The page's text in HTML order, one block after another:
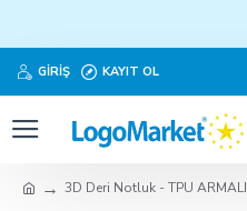
GIRIŞ KAYIT OL
3D Deri Notluk - TPU ARMALI